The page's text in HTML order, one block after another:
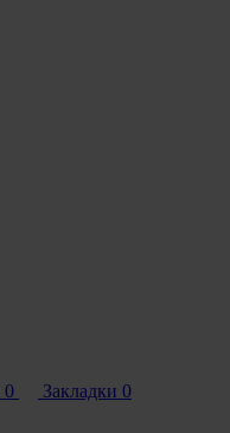
0 Закладки 0